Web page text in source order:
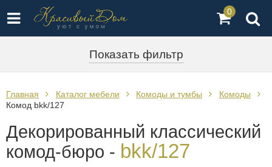
0
Показать фильтр
Главная Каталог мебели Комоды и тумбы
Комоды
Комод bkk/127
Декорированный классический
комод-бюро - bkk/127